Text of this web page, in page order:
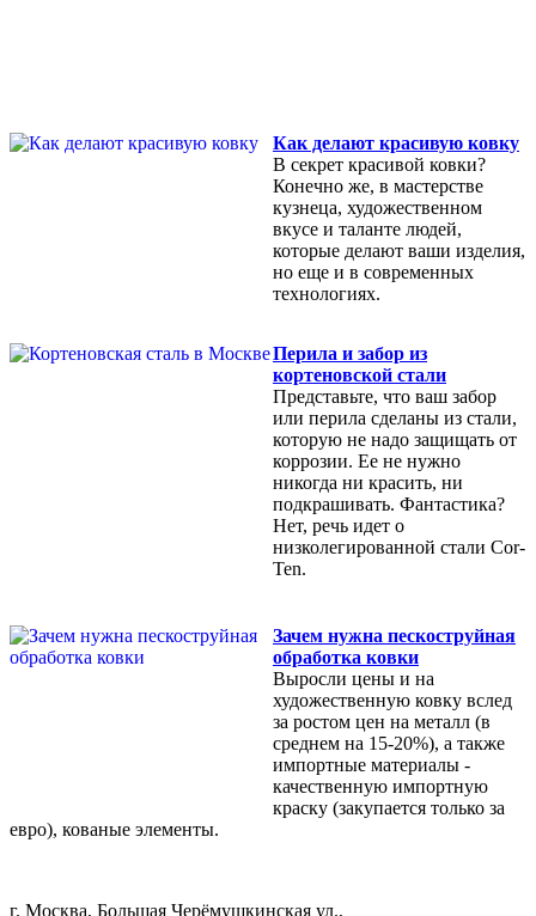
Как делают красивую ковку
В секрет красивой ковки?
Конечно же, в мастерстве
кузнеца, художественном
вкусе и таланте людей,
которые делают ваши изделия,
но еще и в современных
технологиях.
Перила и забор из
кортеновской стали
Представьте, что ваш забор
или перила сделаны из стали,
которую не надо защищать от
коррозии. Ее не нужно
никогда ни красить, ни
подкрашивать. Фантастика?
Нет, речь идет о
низколегированной стали Cor-
Ten.
Зачем нужна пескоструйная
обработка ковки
Выросли цены и на
художественную ковку вслед
за ростом цен на металл (в
среднем на 15-20%), а также
импортные материалы -
качественную импортную
краску (закупается только за
евро), кованые элементы.
г. Москва, Большая Черёмушкинская ул.,